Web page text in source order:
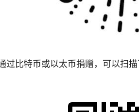
过比特币或以太币捐赠，可以扫描